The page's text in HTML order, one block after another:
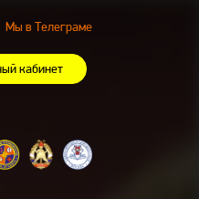
Мы в Телеграме
кабинет